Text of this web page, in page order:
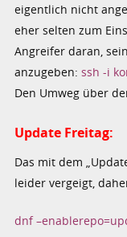
eigentlich nicht
eher selten zum
Angreifer daran,
anzugeben:ssh -i
Den Umweg über
Update Freitag:
Das mit dem
leider vergeigt,
dnf